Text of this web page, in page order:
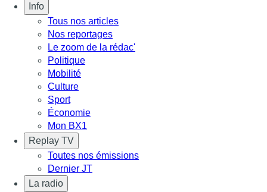
Info
Tous nos articles
Nos reportages
Le zoom de la rédac'
Politique
Mobilité
Culture
Sport
Économie
Mon BX1
Replay TV
Toutes nos émissions
Dernier JT
La radio